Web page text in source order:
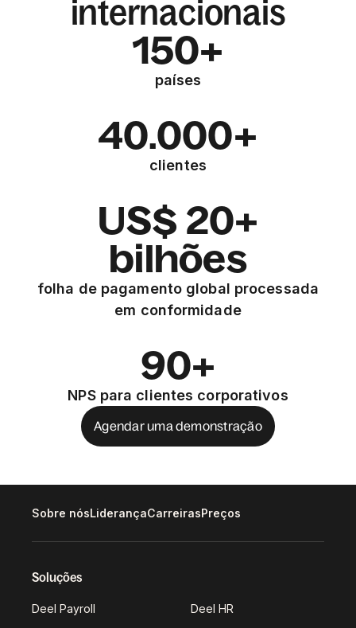
internacionais
150+
países
40.000+
clientes
US$ 20+
bilhões
folha de pagamento global processada
em conformidade
90+
NPS para clientes corporativos
Agendar uma demonstração
Sobre nósLiderançaCarreirasPreços
Soluções
Deel Payroll Deel HR